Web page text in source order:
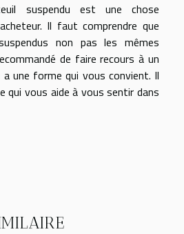
suspendu est une chose
Il faut comprendre que
non pas les mêmes
de faire recours à un
une forme qui vous convient. Il
qui vous aide à vous sentir dans